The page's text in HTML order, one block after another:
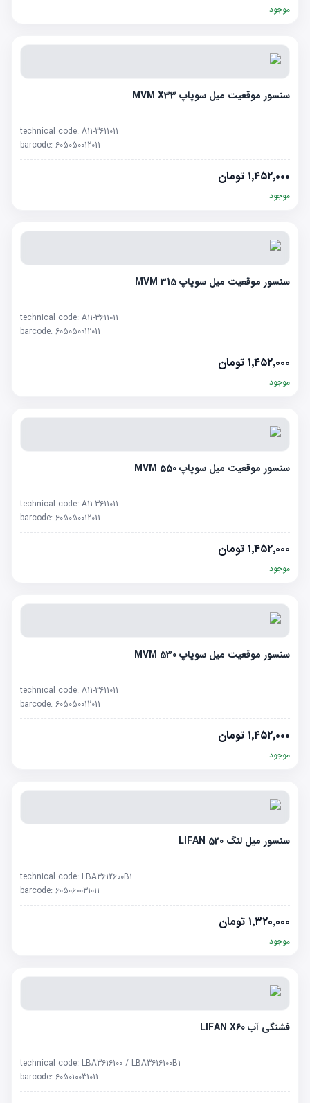
موجود
سنسور موقعیت میل سوپاپ MVM X33
technical code: A11-3611011
barcode: 605050012011
۱٬۴۵۲٬۰۰۰ تومان
موجود
سنسور موقعیت میل سوپاپ MVM 315
technical code: A11-3611011
barcode: 605050012011
۱٬۴۵۲٬۰۰۰ تومان
موجود
سنسور موقعیت میل سوپاپ MVM 550
technical code: A11-3611011
barcode: 605050012011
۱٬۴۵۲٬۰۰۰ تومان
موجود
سنسور موقعیت میل سوپاپ MVM 530
technical code: A11-3611011
barcode: 605050012011
۱٬۴۵۲٬۰۰۰ تومان
موجود
سنسور میل لنگ LIFAN 520
technical code: LBA3612600B1
barcode: 605060031011
۱٬۳۲۰٬۰۰۰ تومان
موجود
فشنگی آب LIFAN X60
technical code: LBA3616100 / LBA3616100B1
barcode: 605010031011